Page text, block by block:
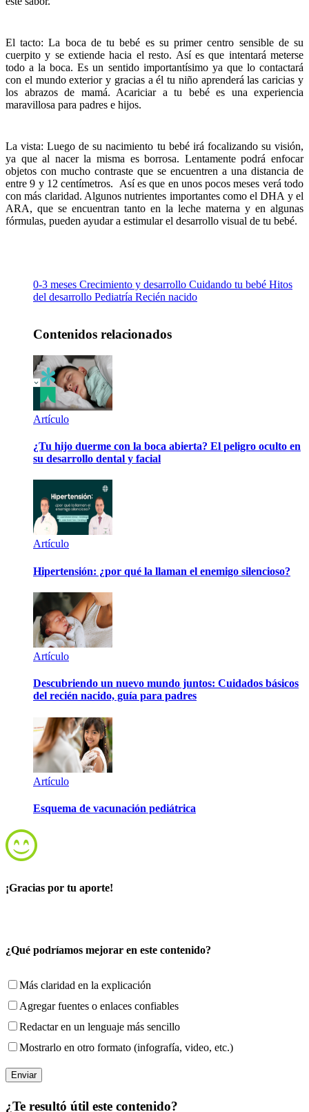
El tacto: La boca de tu bebé es su primer centro sensible de su
cuerpito y se extiende hacia el resto. Así es que intentará meterse
todo a la boca. Es un sentido importantísimo ya que lo contactará
con el mundo exterior y gracias a él tu niño aprenderá las caricias y
los abrazos de mamá. Acariciar a tu bebé es una experiencia
maravillosa para padres e hijos.
La vista: Luego de su nacimiento tu bebé irá focalizando su visión,
ya que al nacer la misma es borrosa. Lentamente podrá enfocar
objetos con mucho contraste que se encuentren a una distancia de
entre 9 y 12 centímetros. Así es que en unos pocos meses verá todo
con más claridad. Algunos nutrientes importantes como el DHA y el
ARA, que se encuentran tanto en la leche materna y en algunas
fórmulas, pueden ayudar a estimular el desarrollo visual de tu bebé.
0-3 meses Crecimiento y desarrollo Cuidando tu bebé Hitos
del desarrollo Pediatría Recién nacido
Contenidos relacionados
Artículo
¿Tu hijo duerme con la boca abierta? El peligro oculto en
su desarrollo dental y facial
Artículo
Hipertensión: ¿por qué la llaman el enemigo silencioso?
Artículo
Descubriendo un nuevo mundo juntos: Cuidados básicos
del recién nacido, guía para padres
Artículo
Esquema de vacunación pediátrica
¡Gracias por tu aporte!
¿Qué podríamos mejorar en este contenido?
Más claridad en la explicación
Agregar fuentes o enlaces confiables
Redactar en un lenguaje más sencillo
Mostrarlo en otro formato (infografía, video, etc.)
¿Te resultó útil este contenido?